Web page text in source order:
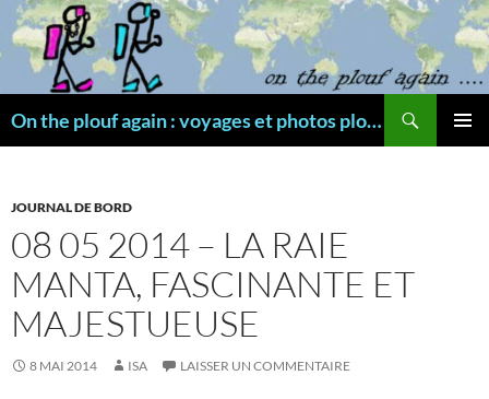
Aller
au
contenu
On the plouf again : voyages et photos plongée
JOURNAL DE BORD
08 05 2014 – LA RAIE
MANTA, FASCINANTE ET
MAJESTUEUSE
8 MAI 2014 ISA LAISSER UN COMMENTAIRE